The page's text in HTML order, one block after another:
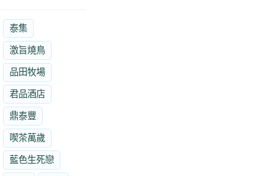
泰集
激旨燒鳥
品田牧場
君品酒店
鼎泰豐
喫茶萬歲
藍色生死戀